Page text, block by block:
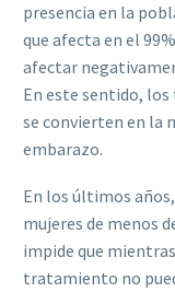
presencia en la
que afecta en el
afectar
En este sentido,
se convierten en la
embarazo.
En los últimos
mujeres de menos
impide que
tratamiento no